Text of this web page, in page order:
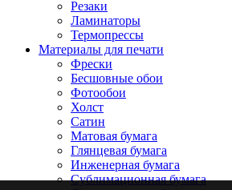
Резаки
Ламинаторы
Термопрессы
Материалы для печати
Фрески
Бесшовные обои
Фотообои
Холст
Сатин
Матовая бумага
Глянцевая бумага
Инженерная бумага
Сублимационная бумага